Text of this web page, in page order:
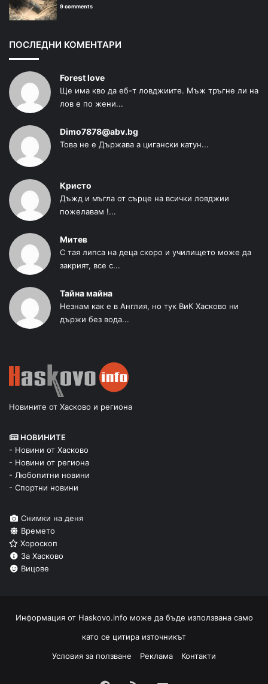
9 comments
ПОСЛЕДНИ КОМЕНТАРИ
Forest love
Ще има кво да еб-т ловджиите. Мъж тръгне ли на
лов е по жени...
Dimo7878@abv.bg
Това не е Държава а цигански катун...
Кристо
Дъжд и мъгла от сърце на всички ловджии
пожелавам !...
Митев
С тая липса на деца скоро и училището може да
закрият, все с...
Тайна майна
Незнам как е в Англия, но тук ВиК Хасково ни
държи без вода...
Новините от Хасково и региона
НОВИНИТЕ
- Новини от Хасково
- Новини от региона
- Любопитни новини
- Спортни новини
Снимки на деня
Времето
Хороскоп
За Хасково
Вицове
Информация от Haskovo.info може да бъде използвана само
като се цитира източникът
Условия за ползване
Реклама Контакти